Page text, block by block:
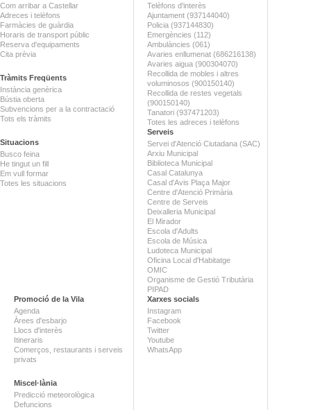
Com arribar a Castellar
Adreces i telèfons
Farmàcies de guàrdia
Horaris de transport públic
Reserva d'equipaments
Cita prèvia
Tràmits Freqüents
Instància genèrica
Bústia oberta
Subvencions per a la contractació
Tots els tràmits
Situacions
Busco feina
He tingut un fill
Em vull formar
Totes les situacions
Telèfons d'interès
Ajuntament (937144040)
Policia (937144830)
Emergències (112)
Ambulàncies (061)
Avaries enllumenat (686216138)
Avaries aigua (900304070)
Recollida de mobles i altres
voluminosos (900150140)
Recollida de restes vegetals
(900150140)
Tanatori (937471203)
Totes les adreces i telèfons
Serveis
Servei d'Atenció Ciutadana (SAC)
Arxiu Municipal
Biblioteca Municipal
Casal Catalunya
Casal d'Avis Plaça Major
Centre d'Atenció Primària
Centre de Serveis
Deixalleria Municipal
El Mirador
Escola d'Adults
Escola de Música
Ludoteca Municipal
Oficina Local d'Habitatge
OMIC
Organisme de Gestió Tributària
PIPAD
Promoció de la Vila
Agenda
Àrees d'esbarjo
Llocs d'interès
Itineraris
Comerços, restaurants i serveis
privats
Miscel·lània
Predicció meteorològica
Defuncions
Xarxes socials
Instagram
Facebook
Twitter
Youtube
WhatsApp